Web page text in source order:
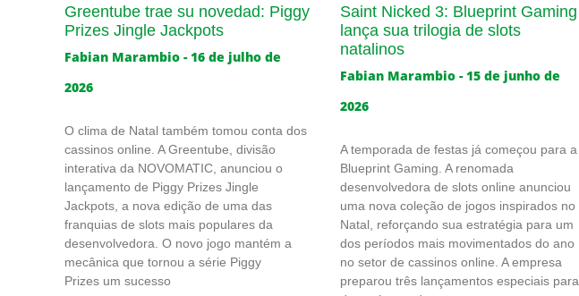
Greentube trae su novedad: Piggy
Prizes Jingle Jackpots
Fabian Marambio
16 de julho de
2026
O clima de Natal também tomou conta dos
cassinos online. A Greentube, divisão
interativa da NOVOMATIC, anunciou o
lançamento de Piggy Prizes Jingle
Jackpots, a nova edição de uma das
franquias de slots mais populares da
desenvolvedora. O novo jogo mantém a
mecânica que tornou a série Piggy
Prizes um sucesso
Saint Nicked 3: Blueprint Gaming
lança sua trilogia de slots
natalinos
Fabian Marambio
15 de junho de
2026
A temporada de festas já começou para a
Blueprint Gaming. A renomada
desenvolvedora de slots online anunciou
uma nova coleção de jogos inspirados no
Natal, reforçando sua estratégia para um
dos períodos mais movimentados do ano
no setor de cassinos online. A empresa
preparou três lançamentos especiais para